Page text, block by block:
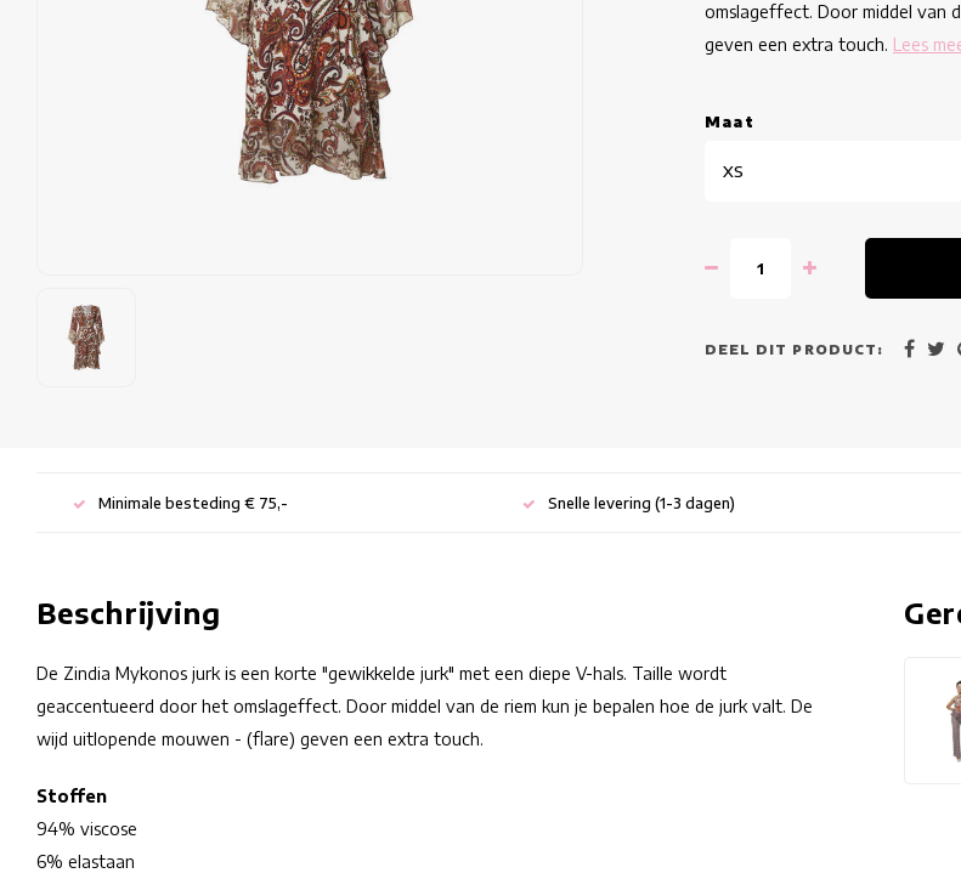
omslageffect. Door middel van
geven een extra touch. Lees
Maat
XS
DEEL DIT PRODUCT:
Minimale besteding € 75,- Snelle levering (1-3 dagen)
Beschrijving
De Zindia Mykonos jurk is een korte "gewikkelde jurk" met een diepe V-hals. Taille wordt
geaccentueerd door het omslageffect. Door middel van de riem kun je bepalen hoe de jurk valt. De
wijd uitlopende mouwen - (flare) geven een extra touch.
Stoffen
94% viscose
6% elastaan